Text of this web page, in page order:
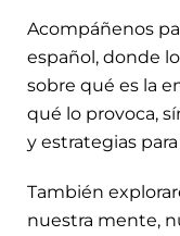
Acompáñenos
español, donde
sobre qué es la
qué lo provoca,
y estrategias
También
nuestra mente,